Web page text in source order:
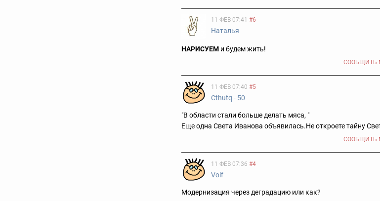
11 ФЕВ 07:41 #6
Наталья
НАРИСУЕМ и будем жить!
СООБЩИТЬ
11 ФЕВ 07:40 #5
Cthutq - 50
"В области стали больше делать мяса, "
Еще одна Света Иванова объявилась.Не откроете тайну
СООБЩИТЬ
11 ФЕВ 07:36 #4
Volf
Модернизация через деградацию или как?